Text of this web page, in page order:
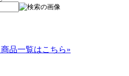
商品一覧はこちら»